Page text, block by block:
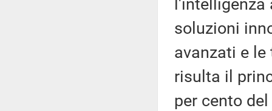
soluzioni
avanzati e
risulta il
per cento